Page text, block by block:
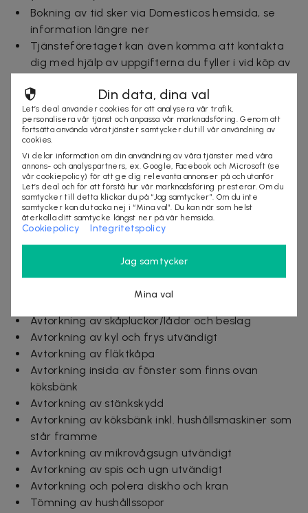
Bokning av tid sker via Domesticos hemsida, se
information längre ner
Tjänsteföretaget kan även komma att kontakta
dig med hjälp av uppgifterna du fyller i vid köp av
Du som kund står för städmaterial och
städutrustning
Dealen är giltig i 60 dagar från köp
1 deal per hushåll
Av-/ombokning senast 48 timmar innan avtalad
tid
Kan ej kombineras med andra rabatter och
erbjudanden
Mer om dealen
Detta ingår i dealen:
KÖK
Avtorkning av skåpluckor/lådor och beslag
Avtorkning av kyl och frys utvändigt
Avtorkning av fläktkåpa
Avtorkning insida av fönster som finns ovan
köksbänk
Avtorkning av stänkskydd
Avtorkning av köksbänk inkl. hushållsmaskiner som
står framme
Avtorkning av mikrovågsugn utvändigt
Avtorkning av spis och ugn utvändigt
Avtorkning och polera diskho och kran
Tömning av hushållssopor
Din data, dina val
Let’s deal använder cookies för att analysera vår trafik,
personalisera vår tjänst och anpassa vår marknadsföring. Genom att
fortsätta använda våra tjänster samtycker du till vår användning av
cookies.
Vi delar information om din användning av våra tjänster med våra
annons- och analyspartners, ex. Google, Facebook och Microsoft (se
vår cookiepolicy) för att ge dig relevanta annonser på och utanför
Let’s deal och för att förstå hur vår marknadsföring presterar. Om du
samtycker till detta klickar du på “Jag samtycker”. Om du inte
samtycker kan du tacka nej i “Mina val”. Du kan när som helst
återkalla ditt samtycke längst ner på vår hemsida.
Cookiepolicy Integritetspolicy
Jag samtycker
Mina val